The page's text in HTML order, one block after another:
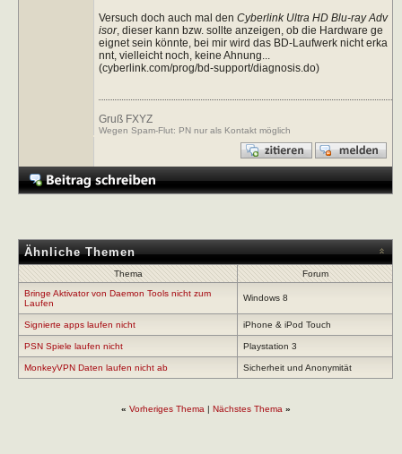
Versuch doch auch mal den Cyberlink Ultra HD Blu-ray Adv
isor, dieser kann bzw. sollte anzeigen, ob die Hardware ge
eignet sein könnte, bei mir wird das BD-Laufwerk nicht erka
nnt, vielleicht noch, keine Ahnung...
(cyberlink.com/prog/bd-support/diagnosis.do)
Gruß FXYZ
Wegen Spam-Flut: PN nur als Kontakt möglich
Ähnliche Themen
Thema
Forum
Bringe Aktivator von Daemon Tools nicht zum
Laufen
Windows 8
Signierte apps laufen nicht iPhone & iPod Touch
PSN Spiele laufen nicht Playstation 3
MonkeyVPN Daten laufen nicht ab Sicherheit und Anonymität
« Vorheriges Thema | Nächstes Thema »